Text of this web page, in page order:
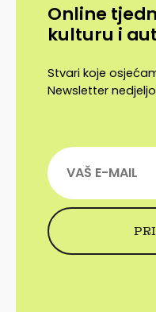
Online
kulturu i
Stvari koje
Newsletter